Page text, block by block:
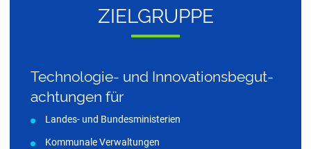
ZIEL­GRUP­PE
Technologie- und Innovations­begut­
achtungen für
Landes- und Bundesministerien
Kommunale Verwaltungen